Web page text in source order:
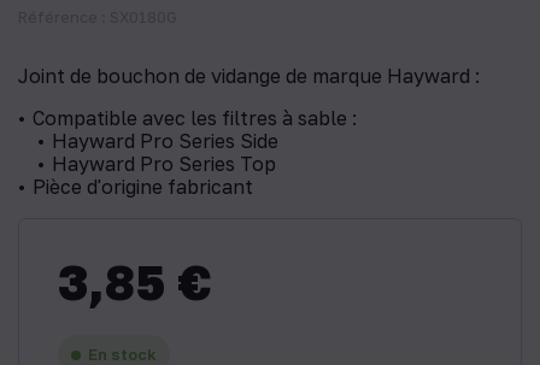
Joint de bouchon de vidange de marque Hayward :
Compatible avec les filtres à sable :
Hayward Pro Series Side
Hayward Pro Series Top
Pièce d'origine fabricant
3,85 €
En stock